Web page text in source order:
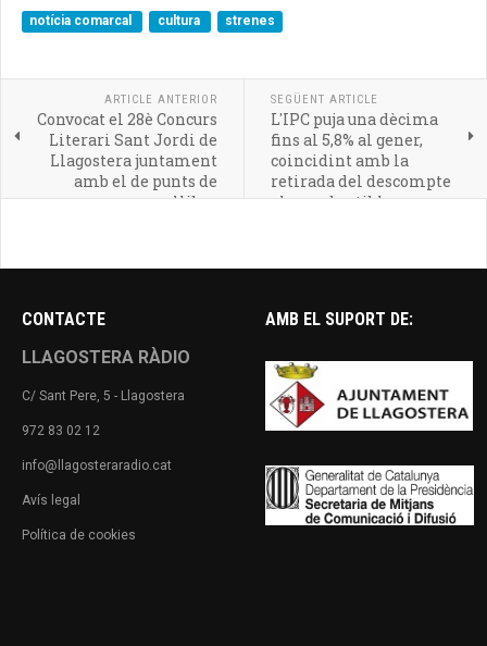
notícia comarcal cultura strenes
ARTICLE ANTERIOR
Convocat el 28è Concurs
Literari Sant Jordi de
Llagostera juntament
amb el de punts de
llibre
SEGÜENT ARTICLE
L'IPC puja una dècima
fins al 5,8% al gener,
coincidint amb la
retirada del descompte
als combustibles
CONTACTE
LLAGOSTERA RÀDIO
C/ Sant Pere, 5 - Llagostera
972 83 02 12
info@llagosteraradio.cat
Avís legal
Política de cookies
AMB EL SUPORT DE: